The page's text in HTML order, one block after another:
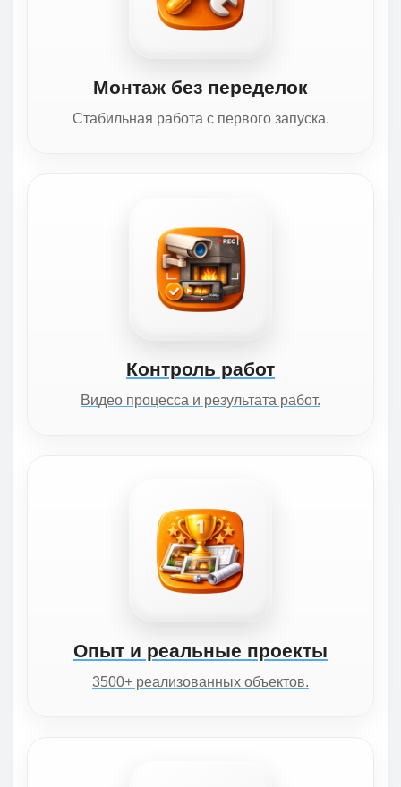
Монтаж без переделок
Стабильная работа с первого запуска.
Контроль работ
Видео процесса и результата работ.
Опыт и реальные проекты
3500+ реализованных объектов.